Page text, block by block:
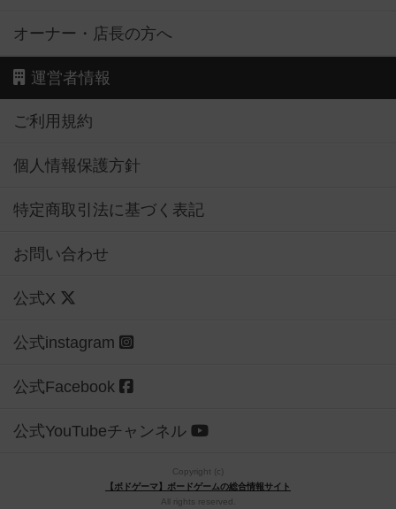
オーナー・店長の方へ
運営者情報
ご利用規約
個人情報保護方針
特定商取引法に基づく表記
お問い合わせ
公式X
公式instagram
公式Facebook
公式YouTubeチャンネル
Copyright (c)
【ボドゲーマ】ボードゲームの総合情報サイト
All rights reserved.